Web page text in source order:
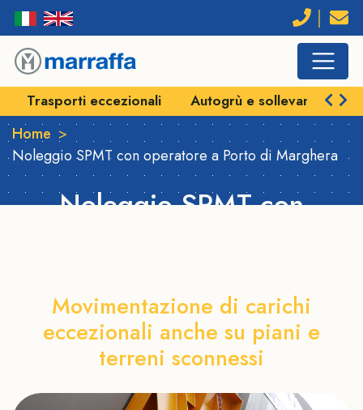
Trasporti eccezionali Autogrù e sollevamenti
Home
Noleggio SPMT con operatore a Porto di Marghera
Noleggio SPMT con
Movimentazione di carichi
eccezionali anche su piani e
terreni sconnessi